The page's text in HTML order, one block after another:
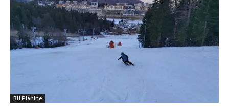
BH Planine